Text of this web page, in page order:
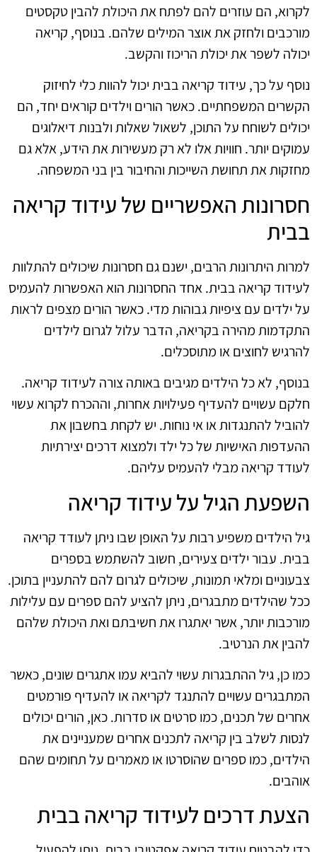
לקרוא, הם עוזרים להם לפתח את היכולת להבין טקסטים
מורכבים ולחזק את אוצר המילים שלהם. בנוסף, קריאה
יכולה לשפר את יכולת הריכוז והקשב.
נוסף על כך, עידוד קריאה בבית יכול להוות כלי לחיזוק
הקשרים המשפחתיים. כאשר הורים וילדים קוראים יחד, הם
יכולים לשוחח על התוכן, לשאול שאלות ולבנות דיאלוגים
עמוקים יותר. חוויות אלו לא רק מעשירות את הידע, אלא גם
מחזקות את תחושת השייכות והחיבור בין בני המשפחה.
חסרונות האפשריים של עידוד קריאה
בבית
למרות היתרונות הרבים, ישנם גם חסרונות שיכולים להתלוות
לעידוד קריאה בבית. אחד החסרונות הוא האפשרות להעמיס
על ילדים עם ציפיות גבוהות מדי. כאשר הורים מצפים לראות
התקדמות מהירה בקריאה, הדבר עלול לגרום לילדים
להרגיש לחוצים או מתוסכלים.
בנוסף, לא כל הילדים מגיבים באותה צורה לעידוד קריאה.
חלקם עשויים להעדיף פעילויות אחרות, וההכרח לקרוא עשוי
להוביל להתנגדות או אי נוחות. יש לקחת בחשבון את
ההעדפות האישיות של כל ילד ולמצוא דרכים יצירתיות
לעודד קריאה מבלי להעמיס עליהם.
השפעת הגיל על עידוד קריאה
גיל הילדים משפיע רבות על האופן שבו ניתן לעודד קריאה
בבית. עבור ילדים צעירים, חשוב להשתמש בספרים
צבעוניים ומלאי תמונות, שיכולים לגרום להם להתעניין בתוכן.
ככל שהילדים מתבגרים, ניתן להציע להם ספרים עם עלילות
מורכבות יותר, אשר יאתגרו את חשיבתם ואת היכולת שלהם
להבין את הנרטיב.
כמו כן, גיל ההתבגרות עשוי להביא עמו אתגרים שונים, כאשר
המתבגרים עשויים להתנגד לקריאה או להעדיף פורמטים
אחרים של תכנים, כמו סרטים או סדרות. כאן, הורים יכולים
לנסות לשלב בין קריאה לתכנים אחרים שמעניינים את
הילדים, כמו ספרים שהוסרטו או מאמרים על תחומים שהם
אוהבים.
הצעת דרכים לעידוד קריאה בבית